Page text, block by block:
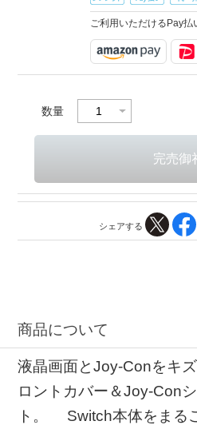
ご利用いただけるPay払
数量
シェアする
商品について
液晶画面とJoy-Conをキ
ロントカバー＆Joy-Con
ト。 Switch本体をまる